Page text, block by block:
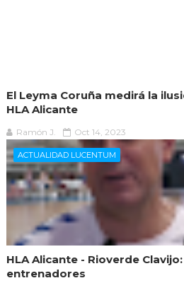
El Leyma Coruña medirá la
HLA Alicante
Ramón J. Oct 14, 2023
ACTUALIDAD LUCENTUM
HLA Alicante - Rioverde
entrenadores